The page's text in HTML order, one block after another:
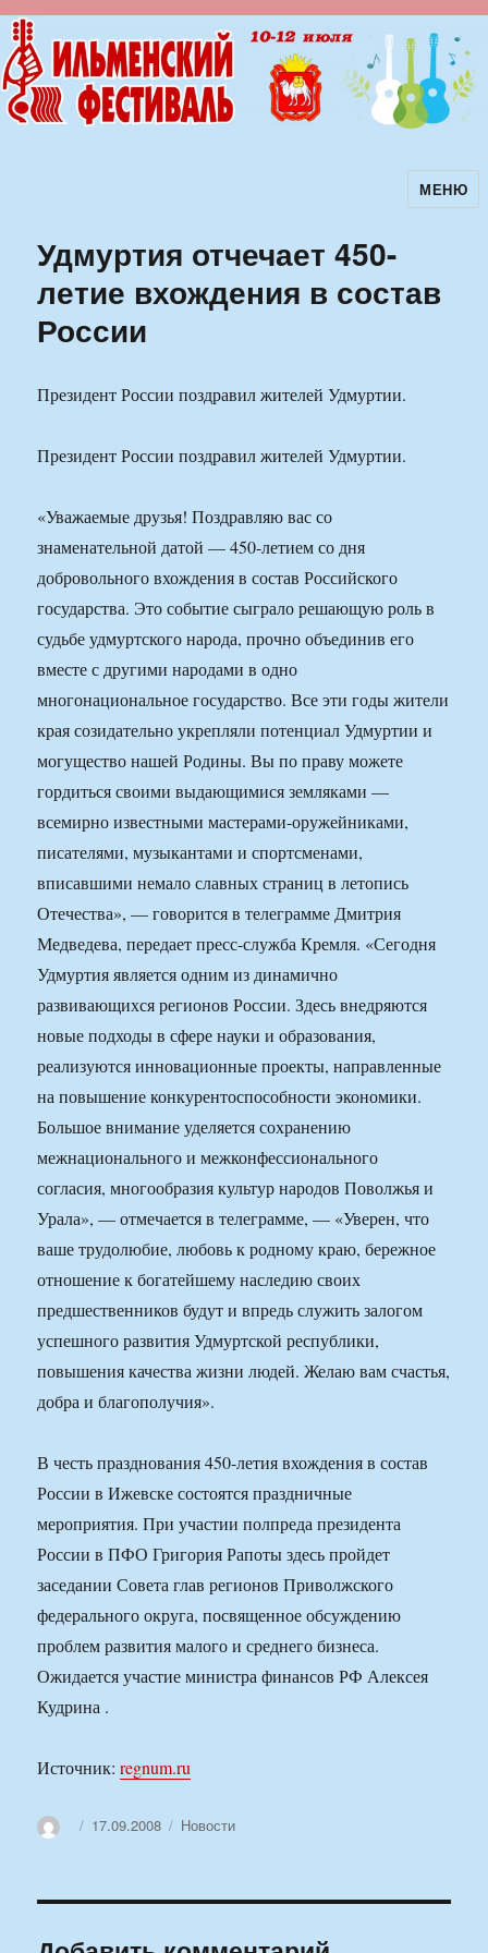
Ильменский фестиваль авторскойМЕНЮ
Удмуртия отчечает 450-
летие вхождения в состав
России
Президент России поздравил жителей Удмуртии.
Президент России поздравил жителей Удмуртии.
«Уважаемые друзья! Поздравляю вас со
знаменательной датой — 450-летием со дня
добровольного вхождения в состав Российского
государства. Это событие сыграло решающую роль в
судьбе удмуртского народа, прочно объединив его
вместе с другими народами в одно
многонациональное государство. Все эти годы жители
края созидательно укрепляли потенциал Удмуртии и
могущество нашей Родины. Вы по праву можете
гордиться своими выдающимися земляками —
всемирно известными мастерами-оружейниками,
писателями, музыкантами и спортсменами,
вписавшими немало славных страниц в летопись
Отечества», — говорится в телеграмме Дмитрия
Медведева, передает пресс-служба Кремля. «Сегодня
Удмуртия является одним из динамично
развивающихся регионов России. Здесь внедряются
новые подходы в сфере науки и образования,
реализуются инновационные проекты, направленные
на повышение конкурентоспособности экономики.
Большое внимание уделяется сохранению
межнационального и межконфессионального
согласия, многообразия культур народов Поволжья и
Урала», — отмечается в телеграмме, — «Уверен, что
ваше трудолюбие, любовь к родному краю, бережное
отношение к богатейшему наследию своих
предшественников будут и впредь служить залогом
успешного развития Удмуртской республики,
повышения качества жизни людей. Желаю вам счастья,
добра и благополучия».
В честь празднования 450-летия вхождения в состав
России в Ижевске состоятся праздничные
мероприятия. При участии полпреда президента
России в ПФО Григория Рапоты здесь пройдет
заседании Совета глав регионов Приволжского
федерального округа, посвященное обсуждению
проблем развития малого и среднего бизнеса.
Ожидается участие министра финансов РФ Алексея
Кудрина .
Источник:regnum.ru
АвторОпубликовано
17.09.2008 Рубрики
Новости